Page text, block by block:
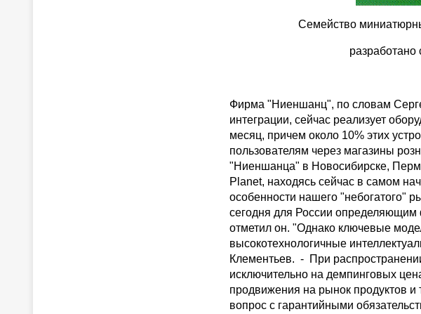
Семейство
Фирма "Ниеншанц", по словам
интеграции, сейчас реализует
месяц, причем около 10% этих
пользователям через магазины
"Ниеншанца" в Новосибирске,
Planet, находясь сейчас в самом
особенности нашего "небогатого"
сегодня для России определяющим
отметил он. "Однако ключевые
высокотехнологичные
Клементьев. - При
исключительно на демпинговых
продвижения на рынок продуктов и
вопрос с гарантийными